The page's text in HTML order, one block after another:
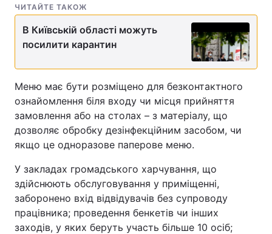
ЧИТАЙТЕ ТАКОЖ
В Київській області можуть
посилити карантин
Меню має бути розміщено для безконтактного
ознайомлення біля входу чи місця прийняття
замовлення або на столах – з матеріалу, що
дозволяє обробку дезінфекційним засобом, чи
якщо це одноразове паперове меню.
У закладах громадського харчування, що
здійснюють обслуговування у приміщенні,
заборонено вхід відвідувачів без супроводу
працівника; проведення бенкетів чи інших
заходів, у яких беруть участь більше 10 осіб;